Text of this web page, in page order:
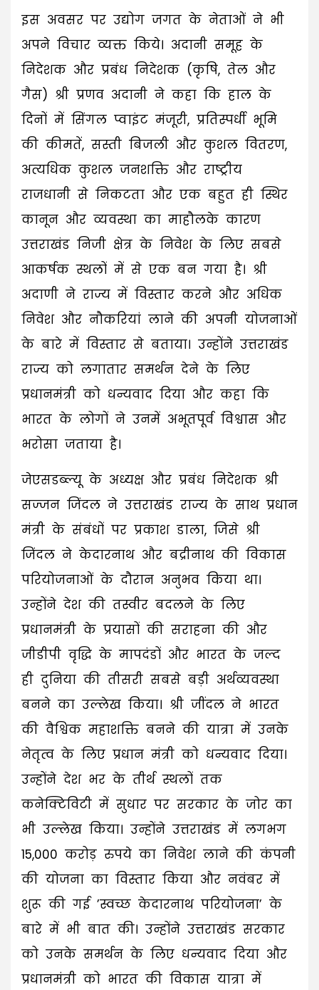
इस अवसर पर उद्योग जगत के नेताओं ने भी
अपने विचार व्यक्त किये। अदानी समूह के
निदेशक और प्रबंध निदेशक (कृषि, तेल और
गैस) श्री प्रणव अदानी ने कहा कि हाल के
दिनों में सिंगल प्वाइंट मंजूरी, प्रतिस्पर्धी भूमि
की कीमतें, सस्ती बिजली और कुशल वितरण,
अत्यधिक कुशल जनशक्ति और राष्ट्रीय
राजधानी से निकटता और एक बहुत ही स्थिर
कानून और व्यवस्था का माहौलके कारण
उत्तराखंड निजी क्षेत्र के निवेश के लिए सबसे
आकर्षक स्थलों में से एक बन गया है। श्री
अदाणी ने राज्य में विस्तार करने और अधिक
निवेश और नौकरियां लाने की अपनी योजनाओं
के बारे में विस्तार से बताया। उन्होंने उत्तराखंड
राज्य को लगातार समर्थन देने के लिए
प्रधानमंत्री को धन्यवाद दिया और कहा कि
भारत के लोगों ने उनमें अभूतपूर्व विश्वास और
भरोसा जताया है।
जेएसडब्ल्यू के अध्यक्ष और प्रबंध निदेशक श्री
सज्जन जिंदल ने उत्तराखंड राज्य के साथ प्रधान
मंत्री के संबंधों पर प्रकाश डाला, जिसे श्री
जिंदल ने केदारनाथ और बद्रीनाथ की विकास
परियोजनाओं के दौरान अनुभव किया था।
उन्होंने देश की तस्वीर बदलने के लिए
प्रधानमंत्री के प्रयासों की सराहना की और
जीडीपी वृद्धि के मापदंडों और भारत के जल्द
ही दुनिया की तीसरी सबसे बड़ी अर्थव्यवस्था
बनने का उल्लेख किया। श्री जींदल ने भारत
की वैश्विक महाशक्ति बनने की यात्रा में उनके
नेतृत्व के लिए प्रधान मंत्री को धन्यवाद दिया।
उन्होंने देश भर के तीर्थ स्थलों तक
कनेक्टिविटी में सुधार पर सरकार के जोर का
भी उल्लेख किया। उन्होंने उत्तराखंड में लगभग
15,000 करोड़ रुपये का निवेश लाने की कंपनी
की योजना का विस्तार किया और नवंबर में
शुरू की गई ’स्वच्छ केदारनाथ परियोजना’ के
बारे में भी बात की। उन्होंने उत्तराखंड सरकार
को उनके समर्थन के लिए धन्यवाद दिया और
प्रधानमंत्री को भारत की विकास यात्रा में